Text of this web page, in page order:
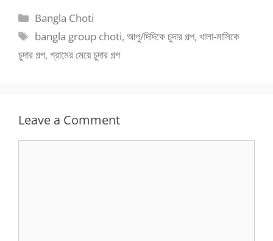
Categories
Bangla Choti
Tags
bangla group choti,আপু/দিদিকে চুদার গল্প,খালা-মাসিকে
চুদার গল্প, গ্রামের মেয়ে চুদার গল্প
Leave a Comment